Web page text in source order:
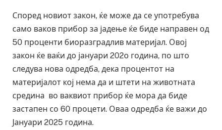
Според новиот закон, ќе може да се употребува
само ваков прибор за јадење ќе биде направен од
50 проценти биоразградлив материјал. Овој
закон ќе ваќи до јануари 202о година, по што
следува нова одредба, дека процентот на
материјалот кој нема да и штети на животната
средина во ваквиот прибор ќе мора да биде
застапен со 60 процети. Оваа одредба ќе важи до
Јануари 2025 година.